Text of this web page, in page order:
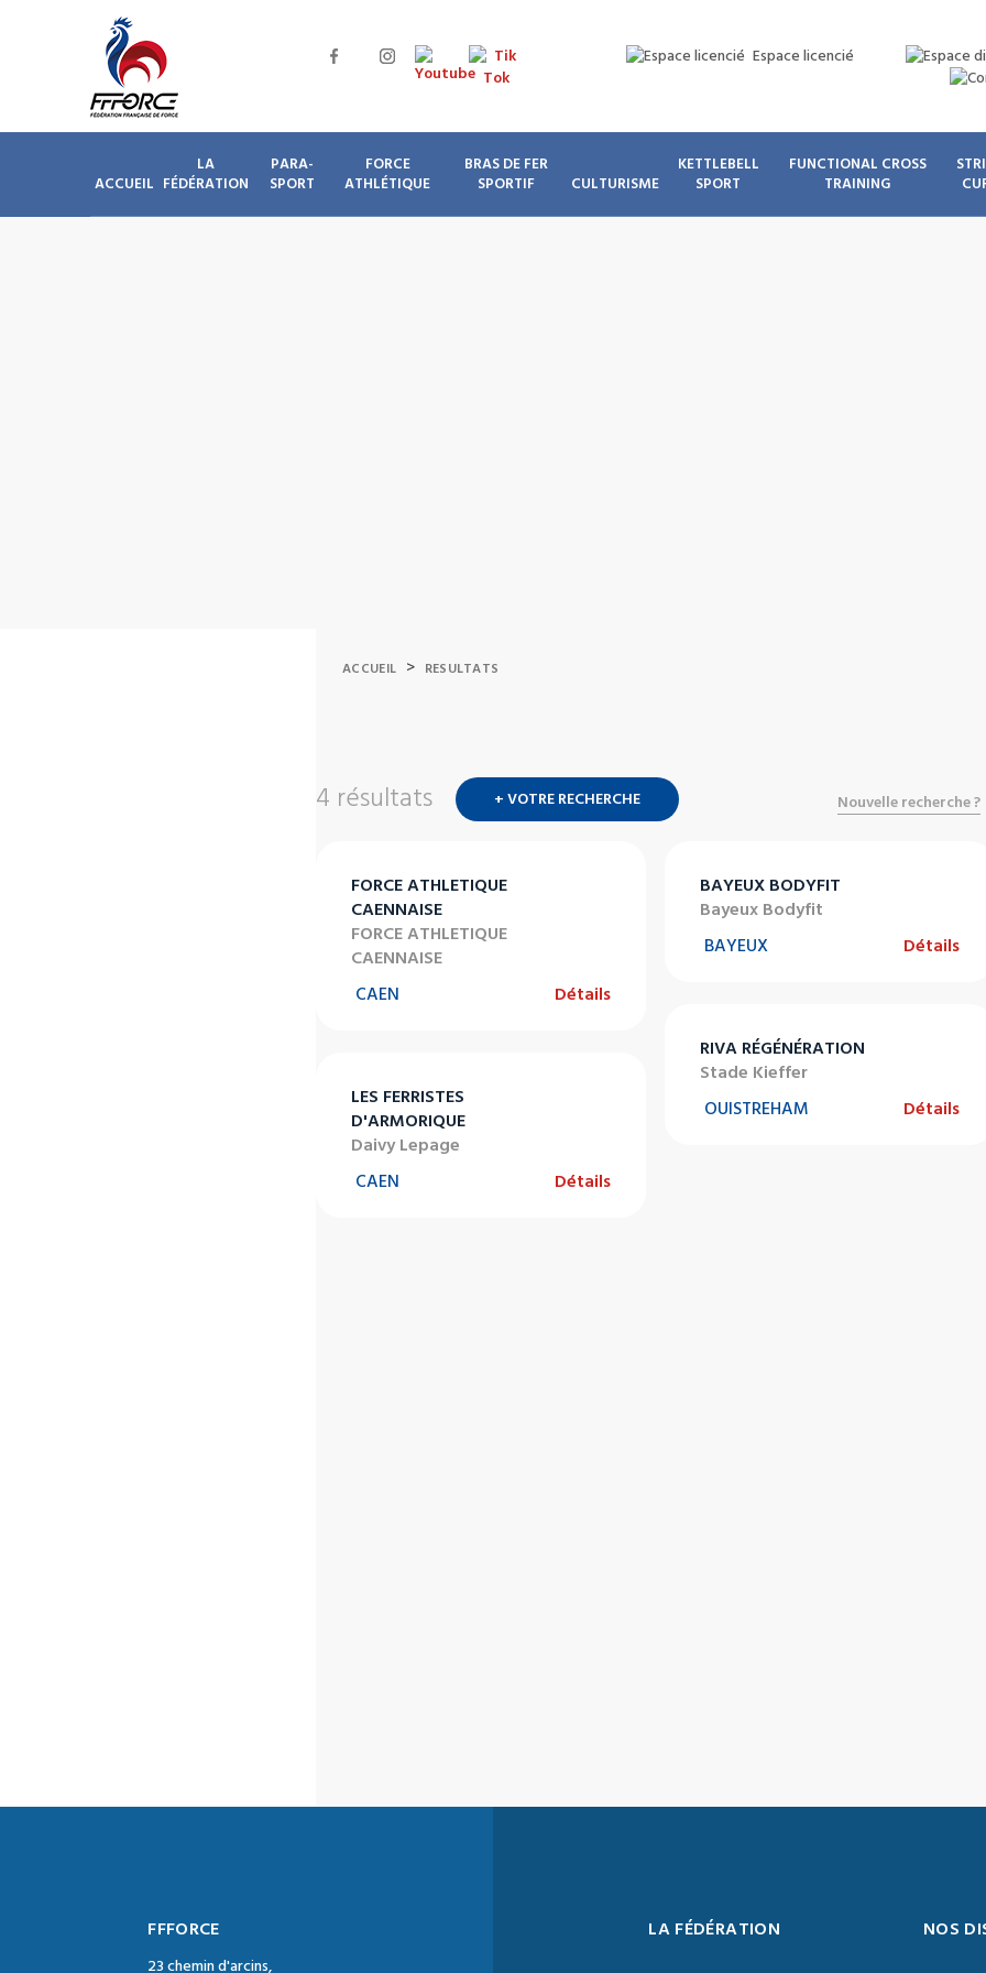
Espace licencié
ACCUEIL
LA
FÉDÉRATION
PARA-
SPORT
FORCE
ATHLÉTIQUE
BRAS DE FER
SPORTIF
CULTURISME
KETTLEBELL
SPORT
FUNCTIONAL CROSS
TRAINING
ACCUEIL > RESULTATS
4 résultats + VOTRE RECHERCHE Nouvelle recherche ?
FORCE ATHLETIQUE
CAENNAISE
FORCE ATHLETIQUE
CAENNAISE
CAEN
Détails
BAYEUX BODYFIT
Bayeux Bodyfit
BAYEUX
Détails
RIVA RÉGÉNÉRATION
Stade Kieffer
OUISTREHAM
Détails
LES FERRISTES
D'ARMORIQUE
Daivy Lepage
CAEN
Détails
FFFORCE
23 chemin d'arcins,
LA FÉDÉRATION NOS